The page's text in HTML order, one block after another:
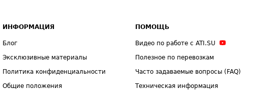
ИНФОРМАЦИЯ
Блог
Эксклюзивные материалы
Политика конфиденциальности
Общие положения
ПОМОЩЬ
Видео по работе с ATI.SU
Полезное по перевозкам
Часто задаваемые вопросы (FAQ)
Техническая информация